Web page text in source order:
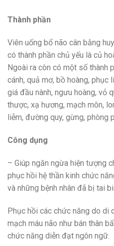
Thành phần
Viên uống bổ não cân bằng
có thành phần chủ yếu là củ
Ngoài ra còn có một số thành
cánh, quả mơ, bồ hoàng, phục
giá đầu nành, ngưu hoàng, vỏ
thược, xạ hương, mạch môn,
liễm, đường quy, gừng, phòng
Công dụng
– Giúp ngăn ngừa hiện tượng
phục hồi hệ thần kinh chức
và những bệnh nhân đã bị tai
Phục hồi các chức năng do di
mạch máu não như bán thân
chức năng diễn đạt ngôn ngữ.